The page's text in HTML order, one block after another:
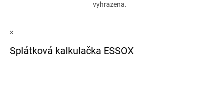
vyhrazena.
×
Splátková kalkulačka ESSOX